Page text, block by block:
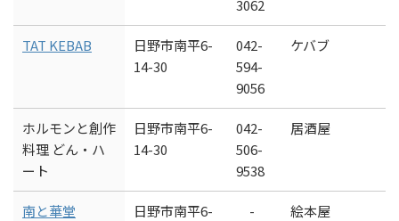
3062
TAT KEBAB
日野市南平6-
14-30
042-
594-
9056
ケバブ
ホルモンと創作
料理 どん・ハ
ート
日野市南平6-
14-30
042-
506-
9538
居酒屋
南と華堂
日野市南平6-
- 絵本屋